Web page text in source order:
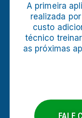
A primeira
realizada
custo
técnico
as próximas
FALE